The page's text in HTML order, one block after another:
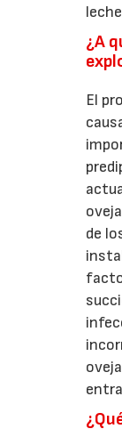
¿A
El
de